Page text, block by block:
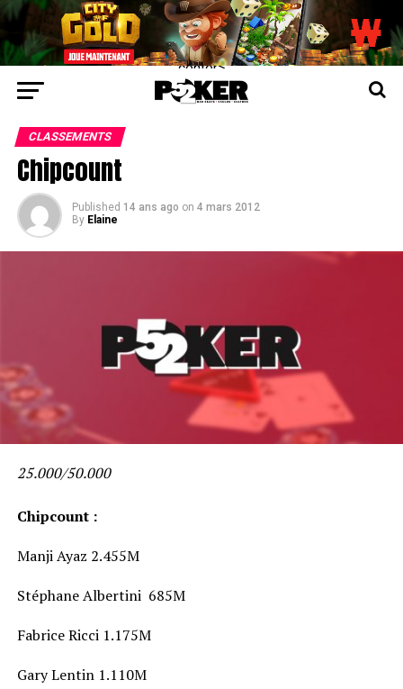
center>
CLASSEMENTS
Chipcount
Published 14 ans ago on 4 mars 2012
By Elaine
25.000/50.000
Chipcount :
Manji Ayaz 2.455M
Stéphane Albertini 685M
Fabrice Ricci 1.175M
Gary Lentin 1.110M